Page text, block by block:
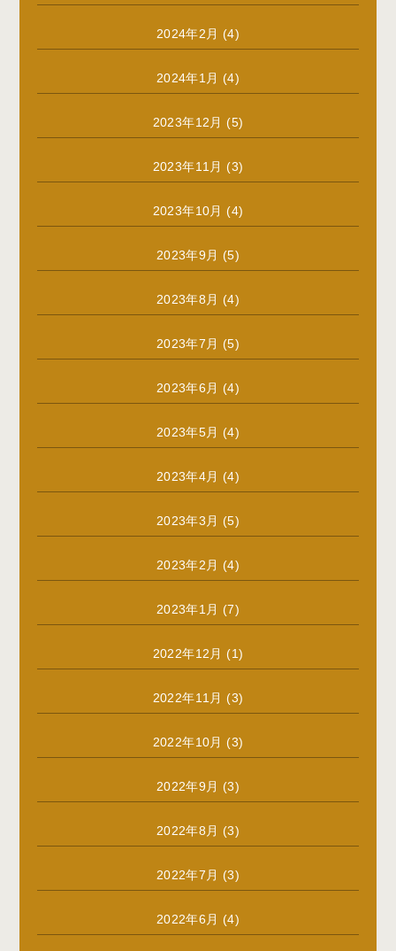
2024年2月 (4)
2024年1月 (4)
2023年12月 (5)
2023年11月 (3)
2023年10月 (4)
2023年9月 (5)
2023年8月 (4)
2023年7月 (5)
2023年6月 (4)
2023年5月 (4)
2023年4月 (4)
2023年3月 (5)
2023年2月 (4)
2023年1月 (7)
2022年12月 (1)
2022年11月 (3)
2022年10月 (3)
2022年9月 (3)
2022年8月 (3)
2022年7月 (3)
2022年6月 (4)